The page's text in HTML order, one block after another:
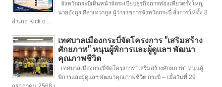
จังหวัดกระบี่เดินหน้าจัดระเบียบธุรกิจการท่องเที่ยวครั้งใหญ่
นายอังกูร ศีลาเทวากูล ผู้ว่าราชการจังหวัดกระบี่ สั่งการให้ทั้ง 8
อำเภอ Kick o...
เทศบาลเมืองกระบี่จัดโครงการ "เสริมสร้าง
ศักยภาพ" หนุนผู้พิการและผู้ดูแลฯ พัฒนา
คุณภาพชีวิต
เทศบาลเมืองกระบี่จัดโครงการ "เสริมสร้างศักยภาพ" หนุนผู้
พิการและผู้ดูแลฯ พัฒนาคุณภาพชีวิต กระบี่ – เมื่อวันที่ 29